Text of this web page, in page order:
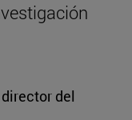
del